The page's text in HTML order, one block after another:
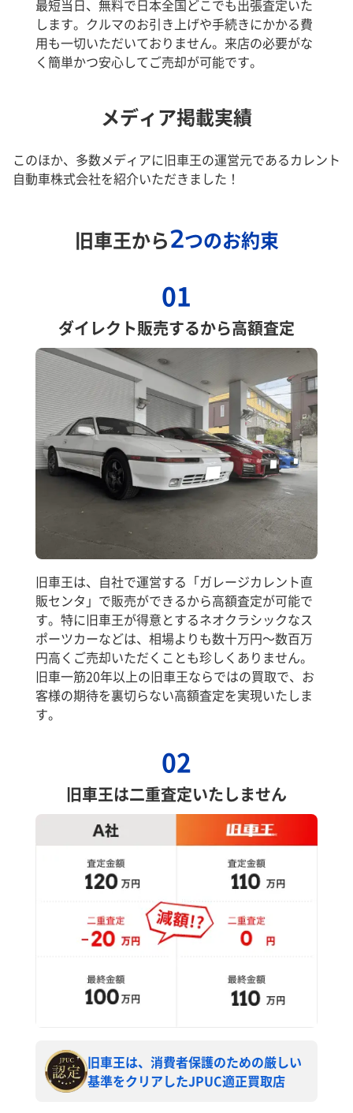
最短当日、無料で日本全国どこでも出張査定いた
します。クルマのお引き上げや手続きにかかる費
用も一切いただいておりません。来店の必要がな
く簡単かつ安心してご売却が可能です。
メディア掲載実績
このほか、多数メディアに旧車王の運営元であるカレント
自動車株式会社を紹介いただきました！
旧車王から2つのお約束
01
ダイレクト販売するから高額査定
旧車王は、自社で運営する「ガレージカレント直
販センタ」で販売ができるから高額査定が可能で
す。特に旧車王が得意とするネオクラシックなス
ポーツカーなどは、相場よりも数十万円～数百万
円高くご売却いただくことも珍しくありません。
旧車一筋20年以上の旧車王ならではの買取で、お
客様の期待を裏切らない高額査定を実現いたしま
す。
02
旧車王は二重査定いたしません
旧車王は、消費者保護のための厳しい
基準をクリアしたJPUC適正買取店